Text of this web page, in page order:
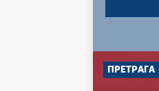
ПРЕТРАГА